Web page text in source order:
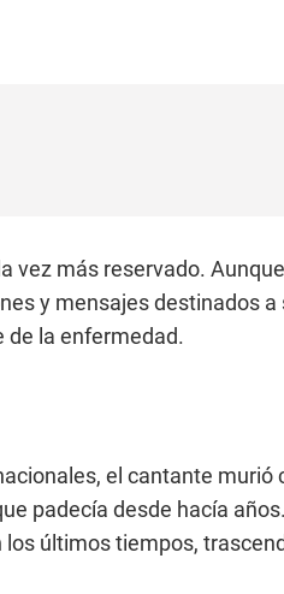
vez más reservado.
y mensajes destinados a
de la enfermedad.
el cantante murió
padecía desde hacía
últimos tiempos,